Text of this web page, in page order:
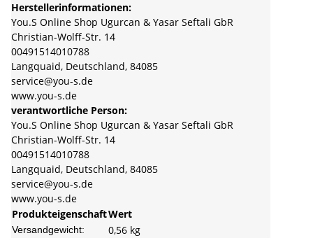
Herstellerinformationen:
You.S Online Shop Ugurcan & Yasar Seftali GbR
Christian-Wolff-Str. 14
00491514010788
Langquaid, Deutschland, 84085
service@you-s.de
www.you-s.de
verantwortliche Person:
You.S Online Shop Ugurcan & Yasar Seftali GbR
Christian-Wolff-Str. 14
00491514010788
Langquaid, Deutschland, 84085
service@you-s.de
www.you-s.de
ProdukteigenschaftWert
Versandgewicht: 0,56 kg